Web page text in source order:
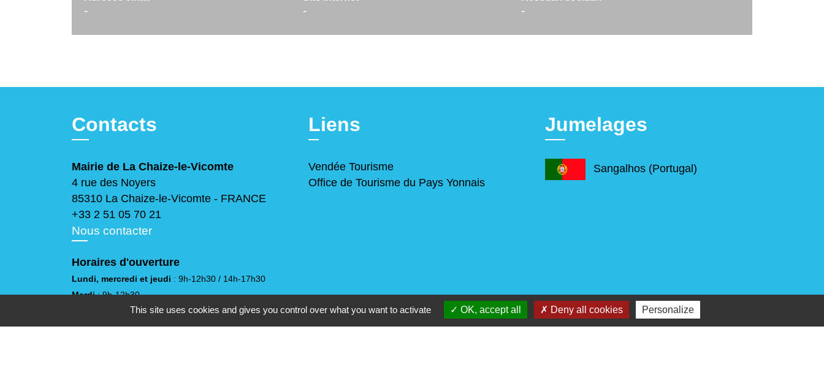
- - -
Contacts
Mairie de La Chaize-le-Vicomte
4 rue des Noyers
85310 La Chaize-le-Vicomte - FRANCE
+33 2 51 05 70 21
Nous contacter
Horaires d'ouverture
Lundi, mercredi et jeudi : 9h-12h30 / 14h-17h30
Mardi: 9h-12h30
: 9h-12h30 / 14h-17h
Samedi(sauf juillet et août): 10h-12h
Liens
Vendée Tourisme
Office de Tourisme du Pays Yonnais
Jumelages
Sangalhos (Portugal)
This site uses cookies and gives you control over what you want to activate OK, accept all Deny all cookies Personalize